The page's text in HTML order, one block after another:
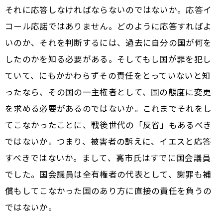
それに応答しなければならないのではないか。応答イ
コール応諾ではありません。どのように応答すればよ
いのか、それを判断するには、過去に自分の国が何を
したのかを知る必要がある。そしてもし国が罪を犯し
ていて、にもかかわらずその責任をとっていないと知
ったなら、その国の一主権者として、国の態度に変更
を求める必要があるのではないか。これまでそれをし
てこなかったことに、戦後世代の「反省」もあるべき
ではないか。つまり、被害者の訴えに、イエスと応答
すべきではないか。まして、高市氏はすでに国会議員
でした。国会議員は全有権者の代表として、謝罪も補
償もしてこなかった国のあり方に直接の責任を負うの
ではないか。